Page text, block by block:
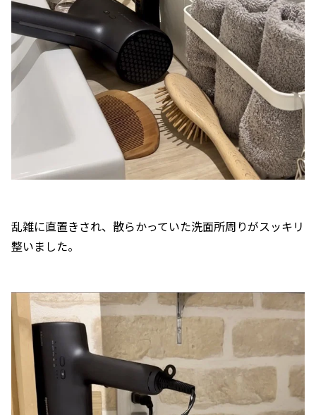
乱雑に直置きされ、散らかっていた洗面所周りがスッキリ
整いました。